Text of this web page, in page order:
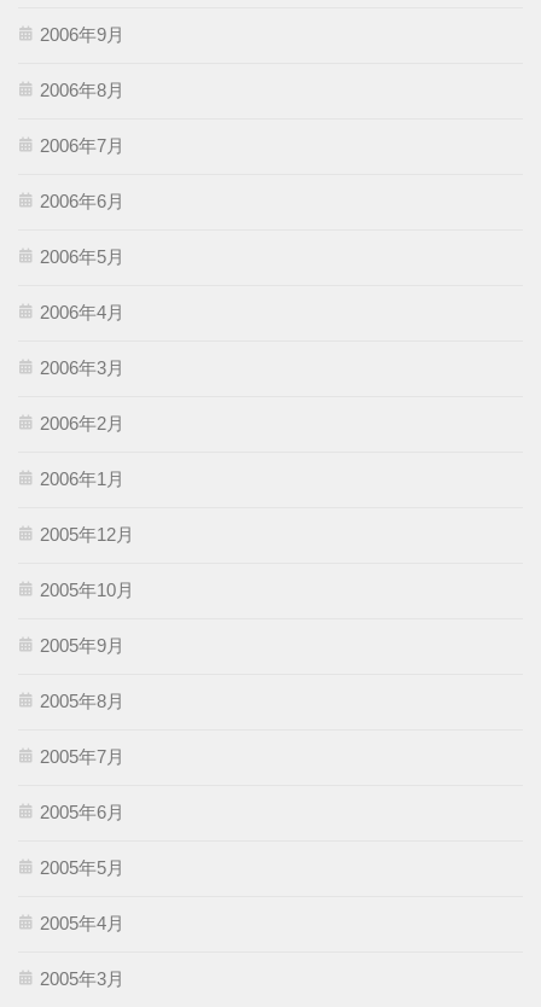
2006年9月
2006年8月
2006年7月
2006年6月
2006年5月
2006年4月
2006年3月
2006年2月
2006年1月
2005年12月
2005年10月
2005年9月
2005年8月
2005年7月
2005年6月
2005年5月
2005年4月
2005年3月